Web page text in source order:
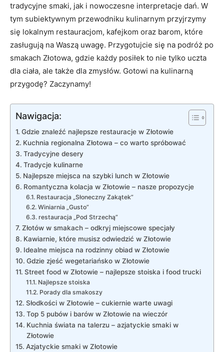
tradycyjne smaki, jak i nowoczesne interpretacje dań. W
tym subiektywnym przewodniku kulinarnym przyjrzymy
się lokalnym restauracjom, kafejkom oraz barom, które
zasługują na Waszą uwagę. Przygotujcie się na podróż po
smakach Złotowa, gdzie każdy posiłek to nie tylko uczta
dla ciała, ale także dla zmysłów. Gotowi na kulinarną
przygodę? Zaczynamy!
Nawigacja:
Gdzie znaleźć najlepsze restauracje w Złotowie
Kuchnia regionalna Złotowa – co warto spróbować
Tradycyjne desery
Tradycje kulinarne
Najlepsze miejsca na szybki lunch w Złotowie
Romantyczna kolacja w Złotowie – nasze propozycje
Restauracja „Słoneczny Zakątek”
Winiarnia „Gusto”
restauracja „Pod Strzechą”
Złotów w smakach – odkryj miejscowe specjały
Kawiarnie, które musisz odwiedzić w Złotowie
Idealne miejsca na rodzinny obiad w Złotowie
Gdzie zjeść wegetariańsko w Złotowie
Street food w Złotowie – najlepsze stoiska i food trucki
Najlepsze stoiska
Porady dla smakoszy
Słodkości w Złotowie – cukiernie warte uwagi
Top 5 pubów i barów w Złotowie na wieczór
Kuchnia świata na talerzu – azjatyckie smaki w
Złotowie
Azjatyckie smaki w Złotowie